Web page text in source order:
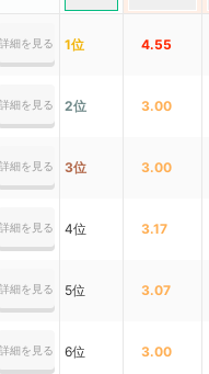
詳細を見る 1位 4.55
詳細を見る 2位 3.00
詳細を見る 3位 3.00
詳細を見る 4位 3.17
詳細を見る 5位 3.07
詳細を見る 6位 3.00